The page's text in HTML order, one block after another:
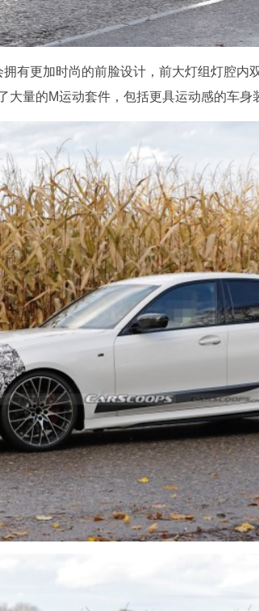
有更加时尚的前脸设计，前大灯组灯腔内
大量的M运动套件，包括更具运动感的车身